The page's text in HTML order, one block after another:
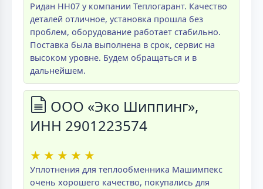
Ридан НН07 у компании Теплогарант. Качество
деталей отличное, установка прошла без
проблем, оборудование работает стабильно.
Поставка была выполнена в срок, сервис на
высоком уровне. Будем обращаться и в
дальнейшем.
ООО «Эко Шиппинг»,
ИНН 2901223574
★ ★ ★ ★ ★
Уплотнения для теплообменника Машимпекс
очень хорошего качество, покупались для